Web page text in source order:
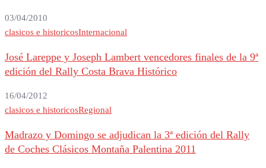
03/04/2010
clasicos e historicosInternacional
José Lareppe y Joseph Lambert vencedores finales de la 9ª
edición del Rally Costa Brava Histórico
16/04/2012
clasicos e historicosRegional
Madrazo y Domingo se adjudican la 3ª edición del Rally
de Coches Clásicos Montaña Palentina 2011